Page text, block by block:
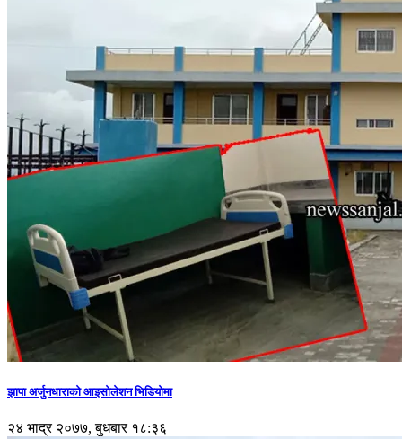
झापा अर्जुनधाराको आइसोलेशन भिडियोमा
२४ भाद्र २०७७, बुधबार १८:३६